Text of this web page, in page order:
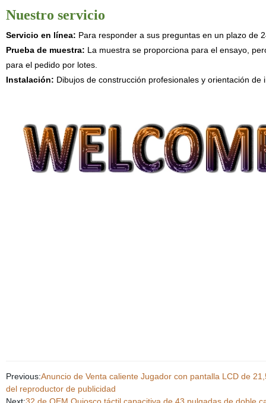
Nuestro servicio
Servicio en línea: Para responder a sus preguntas en un plazo de
Prueba de muestra: La muestra se proporciona para el ensayo,
para el pedido por lotes.
Instalación: Dibujos de construcción profesionales y orientación de
Previous:Anuncio de Venta caliente Jugador con pantalla LCD de
del reproductor de publicidad
Next:32 de OEM Quiosco táctil capacitiva de 43 pulgadas de doble